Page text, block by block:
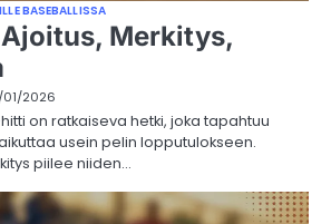
BASEBALLISSA
Merkitys,
01/2026
on ratkaiseva hetki, joka tapahtuu
usein pelin lopputulokseen.
piilee niiden…